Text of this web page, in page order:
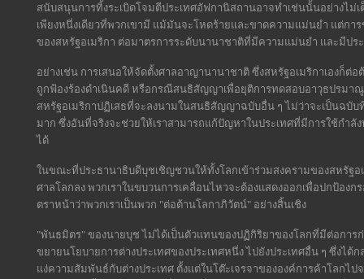
สนับสนุนการทิ้งระเบิดโจมตีประเทศอัฟกานิสถานอาจทำเช่นนั้นอย่างไม่เ
เพียงหนึ่งเดียวที่พวกเขามี แม้มันจะโหดร้ายและขาดความแม่นยำ แต่กา
ของสหรัฐอเมริกา ต่อมาตรการระดับนานาชาติที่มีความแม่นยำ และมีป
อย่างเช่น การเสนอให้จัดตั้งศาลอาญานานาชาติ ซึ่งสหรัฐอเมริกาเองก็ต่
ถูกฟ้องร้องดำเนินคดี หรือกรณีสนธิสัญญาเพื่อยุติการทดสอบอาวุธปรมา
สหรัฐอเมริกาปฏิเสธที่จะลงนามในสนธิสัญญาฉบับอื่น ๆ ไม่ว่าจะเป็นฉบับ
มาก ซึ่งอันที่จริงจะช่วยให้เราสามารถแก้ปัญหาในประเทศที่มีการใช้กำลั
ได้
ในขณะที่ประธานาธิบดีบุชเชิญชวนให้ทั้งโลกเข้าร่วมสงครามของสหรัฐ
ศาลโลกลง พวกเราในขบวนการเคลื่อนไหวจะต้องแสดงออกเพื่อปกป้อง
ตราหน้าว่าพวกเราเป็นพวก "ต่อต้านโลกาภิวัตน์" อย่างสิ้นเชิง
"พันธมิตร" ของนายบุช ไม่ได้เป็นตัวแทนของปฏิกิริยาของโลกที่มีต่อการ
ขยายนโยบายการต่างประเทศของประเทศหนึ่ง ไปยังประเทศอื่น ๆ ซึ่งได้
แง่ความสัมพันธ์กับต่างประเทศ ตั้งแต่ในโต๊ะเจรจาขององค์การค้าโลกไป